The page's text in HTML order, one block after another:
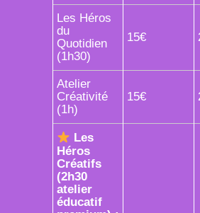
Les Héros
du
Quotidien
(1h30)
15€
Atelier
Créativité
(1h)
15€
Les
Héros
Créatifs
(2h30
atelier
éducatif